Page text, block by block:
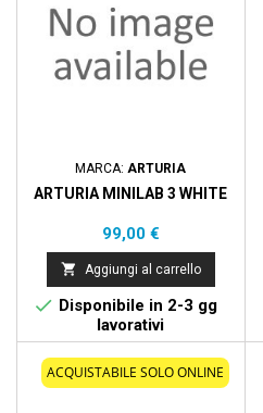
MARCA:ARTURIA
ARTURIA MINILAB 3 WHITE
Prezzo
99,00 €
 Aggiungi al carrello
 Disponibile in 2-3 gg
lavorativi
ACQUISTABILE SOLO ONLINE